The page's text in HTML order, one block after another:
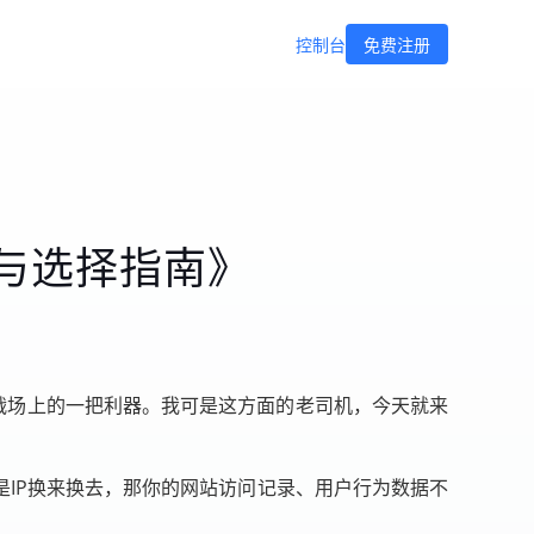
控制台 免费注册
择指南》
上的一把利器。我可是这方面的老司机，今天就来
换来换去，那你的网站访问记录、用户行为数据不